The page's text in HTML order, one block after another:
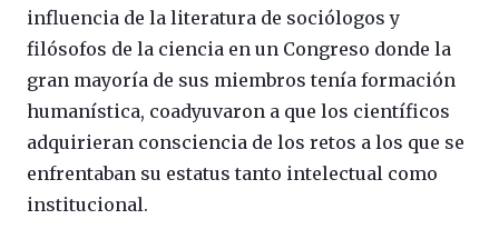
influencia de la literatura de sociólogos y
filósofos de la ciencia en un Congreso donde la
gran mayoría de sus miembros tenía formación
humanística, coadyuvaron a que los científicos
adquirieran consciencia de los retos a los que se
enfrentaban su estatus tanto intelectual como
institucional.